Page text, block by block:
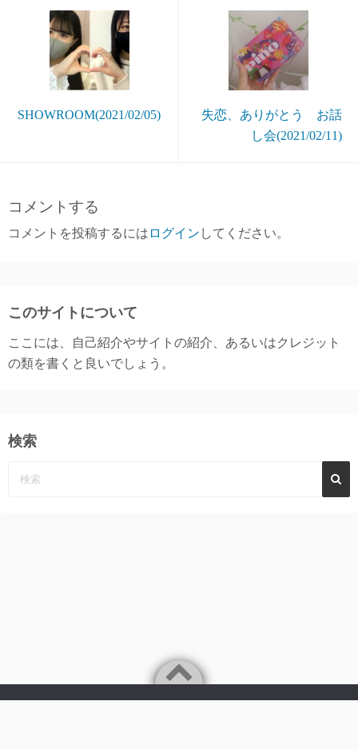
SHOWROOM(2021/02/05)
失恋、ありがとう お話
し会(2021/02/11)
コメントする
コメントを投稿するには ログイン してください。
このサイトについて
ここには、自己紹介やサイトの紹介、あるいはクレジット
の類を書くと良いでしょう。
検索